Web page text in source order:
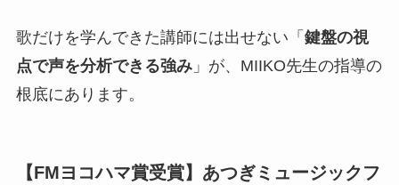
歌だけを学んできた講師には出せない「 鍵盤の視
点で声を分析できる強み」が、MIIKO先生の指導の
根底にあります。
【FMヨコハマ賞受賞】あつぎミュージックフ